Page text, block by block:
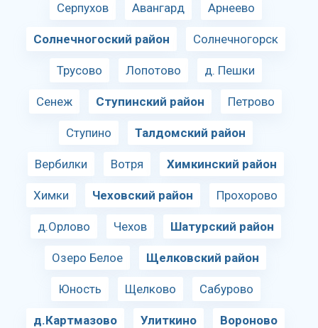
Серпухов Авангард Арнеево
Солнечногоский район Солнечногорск
Трусово Лопотово д. Пешки
Сенеж Ступинский район Петрово
Ступино Талдомский район
Вербилки Вотря Химкинский район
Химки Чеховский район Прохорово
д.Орлово Чехов Шатурский район
Озеро Белое Щелковский район
Юность Щелково Сабурово
д.Картмазово Улиткино Вороново